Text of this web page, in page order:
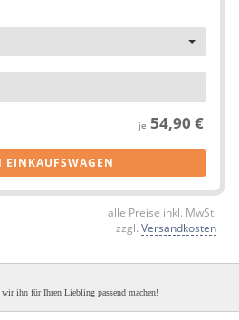
je 54,90 €
EINKAUFSWAGEN
alle Preise inkl. MwSt.
zzgl. Versandkosten
ihn für Ihren Liebling passend machen!